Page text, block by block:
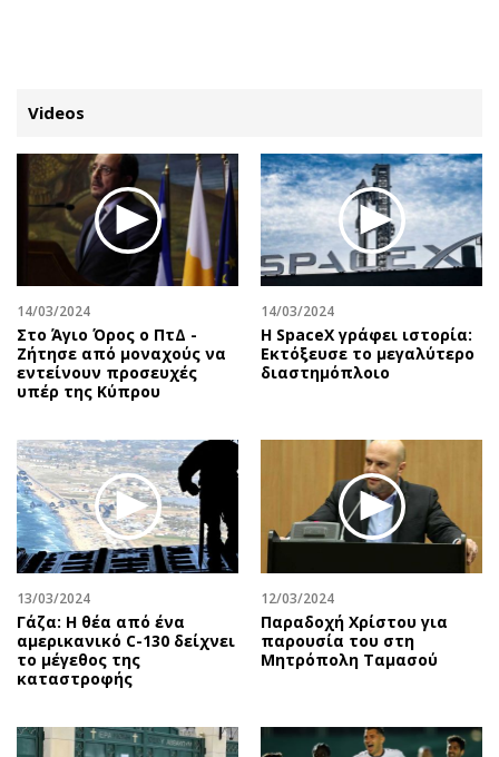
ΚΑΤΗΓΟΡΙΕΣ ΣΥΝΔΕΣΗ
Κύπρος
Παιδεία
Υγεία
Πολιτική
Βουλευτικές 2026
Εκλογές 2024
Δημοσκοπήσεις
Διπλωματία
Αθλητισμός
Κύπρος
Διεθνή
Κληρώσεις Allwyn
Οικονομική
Real Estate
Απόψεις
Αρθρογραφία
The Hill
Υγεία
Αγγελίες
Ζητούν εργασία
Θέσεις εργασίας
Geek
Social
Αυτοκίνηση
Οικονομία
Videos
14/03/2024
Στο Άγιο Όρος ο ΠτΔ -
Ζήτησε από μοναχούς να
εντείνουν προσευχές
υπέρ της Κύπρου
14/03/2024
Η SpaceX γράφει ιστορία:
Εκτόξευσε το μεγαλύτερο
διαστημόπλοιο
13/03/2024
Γάζα: Η θέα από ένα
αμερικανικό C-130 δείχνει
το μέγεθος της
καταστροφής
12/03/2024
Παραδοχή Χρίστου για
παρουσία του στη
Μητρόπολη Ταμασού